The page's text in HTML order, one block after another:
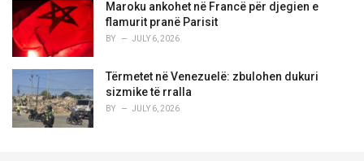
Maroku ankohet në Francë për djegien e
flamurit pranë Parisit
BY JULY 6, 2026
Tërmetet në Venezuelë: zbulohen dukuri
sizmike të rralla
BY JULY 6, 2026